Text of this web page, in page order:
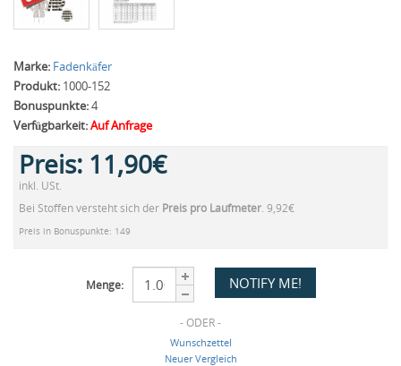
Marke: Fadenkäfer
Produkt: 1000-152
Bonuspunkte:4
Verfügbarkeit:Auf Anfrage
Preis: 11,90€
inkl. USt.
Bei Stoffen versteht sich der Preis pro Laufmeter. 9,92€
Preis in Bonuspunkte: 149
Menge:
- ODER -
Wunschzettel
Neuer Vergleich